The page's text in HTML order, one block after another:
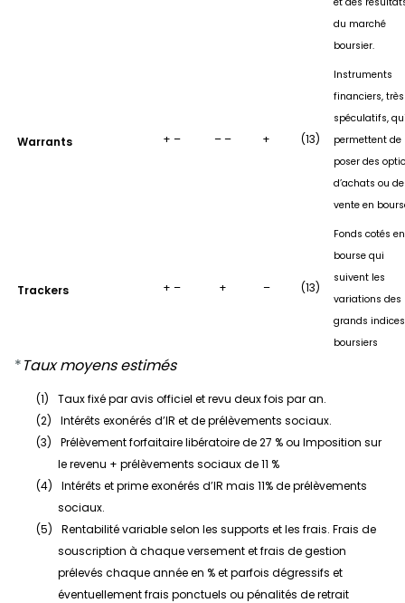
du marché
boursier.
Warrants + – – – + (13)
Instruments
financiers, très
spéculatifs,
permettent de
poser des
d’achats ou de
vente en
Trackers + – + – (13)
Fonds cotés en
bourse qui
suivent les
variations des
grands indices
boursiers
*Taux moyens estimés
(1)
Taux fixé par avis officiel et revu deux fois par an.
(2)
Intérêts exonérés d’IR et de prélèvements sociaux.
(3)
Prélèvement forfaitaire libératoire de 27 % ou Imposition sur
le revenu + prélèvements sociaux de 11 %
(4)
Intérêts et prime exonérés d’IR mais 11% de prélèvements
sociaux.
(5)
Rentabilité variable selon les supports et les frais. Frais de
souscription à chaque versement et frais de gestion
prélevés chaque année en % et parfois dégressifs et
éventuellement frais ponctuels ou pénalités de retrait